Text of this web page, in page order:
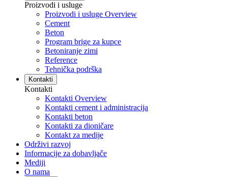
Proizvodi i usluge
Proizvodi i usluge Overview
Cement
Beton
Program brige za kupce
Betoniranje zimi
Reference
Tehnička podrška
Kontakti
Kontakti
Kontakti Overview
Kontakti cement i administracija
Kontakti beton
Kontakti za dioničare
Kontakt za medije
Održivi razvoj
Informacije za dobavljače
Mediji
O nama